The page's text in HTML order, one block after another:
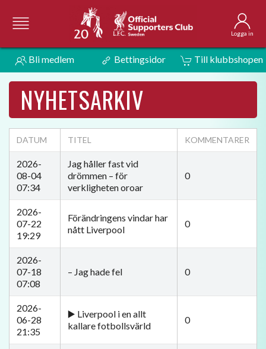
Logga in
Bli medlem Bettingsidor Till klubbshopen
NYHETSARKIV
DATUM TITEL KOMMENTARER
2026-
08-04
07:34
Jag håller fast vid
drömmen – för
verkligheten oroar
0
2026-
07-22
19:29
Förändringens vindar har
nått Liverpool
0
2026-
07-18
07:08
– Jag hade fel 0
2026-
06-28
21:35
▶️ Liverpool i en allt
kallare fotbollsvärld
0